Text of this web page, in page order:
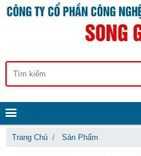
Trang Chủ Sản Phẩm